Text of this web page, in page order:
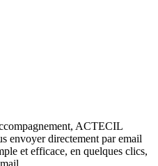
ACTECIL
envoyer directement par email
et efficace, en quelques clics,